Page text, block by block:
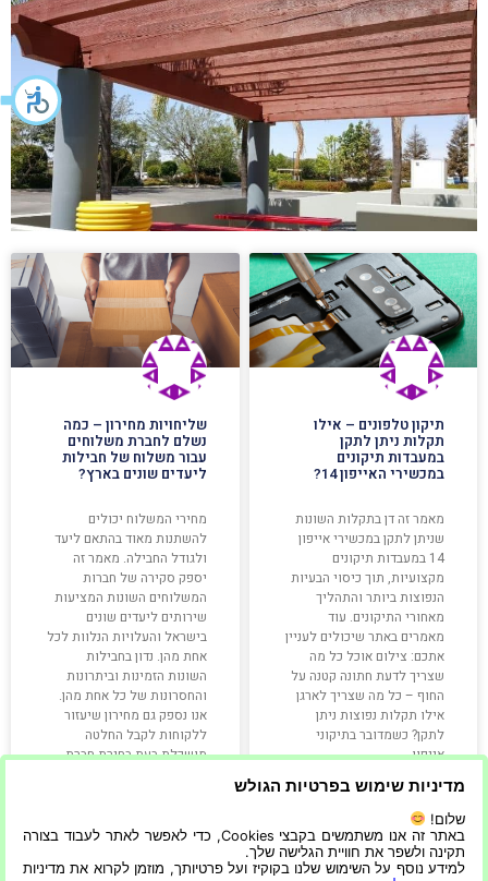
תיקון טלפונים – אילו
תקלות ניתן לתקן
במעבדות תיקונים
במכשירי האייפון 14?
מאמר זה דן בתקלות השונות
שניתן לתקן במכשירי אייפון
14 במעבדות תיקונים
מקצועיות, תוך כיסוי הבעיות
הנפוצות ביותר והתהליך
מאחורי התיקונים. עוד
מאמרים באתר שיכולים לעניין
אתכם: צילום אוכל כל מה
שצריך לדעת חתונה קטנה על
החוף – כל מה שצריך לארגן
אילו תקלות נפוצות ניתן
לתקן? כשמדובר בתיקוני
אייפון
קרא עוד »
שליחויות מחירון – כמה
נשלם לחברת משלוחים
עבור משלוח של חבילות
ליעדים שונים בארץ?
מחירי המשלוח יכולים
להשתנות מאוד בהתאם ליעד
ולגודל החבילה. מאמר זה
יספק סקירה של חברות
המשלוחים השונות המציעות
שירותים ליעדים שונים
בישראל והעלויות הנלוות לכל
אחת מהן. נדון בחבילות
השונות הזמינות וביתרונות
והחסרונות של כל אחת מהן.
אנו נספק גם מחירון שיעזור
ללקוחות לקבל החלטה
מושכלת בעת בחירת חברת
קרא עוד »
מדיניות שימוש בפרטיות הגולש
שלום!
באתר זה אנו משתמשים בקבצי Cookies, כדי לאפשר לאתר לעבוד בצורה
תקינה ולשפר את חוויית הגלישה שלך.
למידע נוסף על השימוש שלנו בקוקיז ועל פרטיותך, מוזמן לקרוא את מדיניות